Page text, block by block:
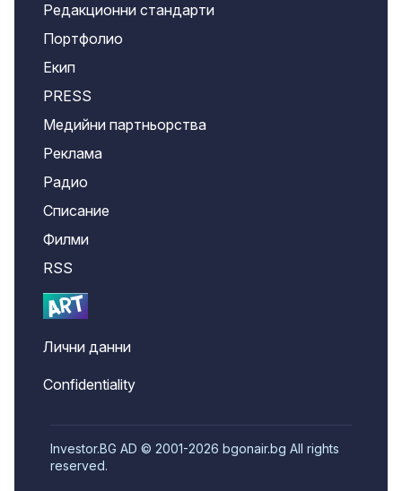
Редакционни стандарти
Портфолио
Екип
PRESS
Медийни партньорства
Реклама
Радио
Списание
Филми
RSS
Лични данни
Confidentiality
Investor.BG AD © 2001-2026 bgonair.bg All rights
reserved.